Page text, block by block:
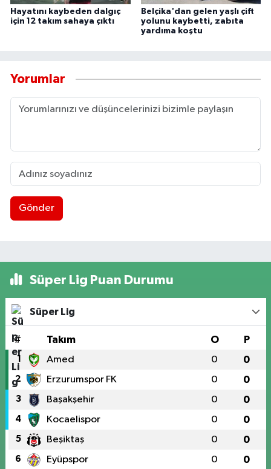
Hayatını kaybeden dalgıç
için 12 takım sahaya çıktı
Belçika'dan gelen yaşlı çift
yolunu kaybetti, zabıta
yardıma koştu
Yorumlar
Gönder
Süper Lig Puan Durumu
Süper Lig
# Takım O P
1 Amed 0 0
2 Erzurumspor FK 0 0
3 Başakşehir 0 0
4 Kocaelispor 0 0
5 Beşiktaş 0 0
6 Eyüpspor 0 0